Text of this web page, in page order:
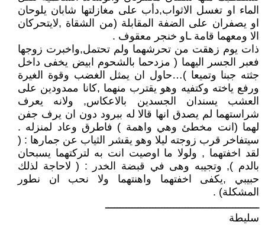
الماء او تغسل الاثواب,دأب على مغازلتها شابان يلوحان
او يصفران على الضفة المقابلة (من الشقاة ,لايتحركان
الا ومعهما قامة ـاو خنجر معقوف .
ذات يوم زهقت من تحرشهما ولم تحتمل,واخبرت زوجها
فعبر الجسر اليهما ( مزدحما بالشحوم ابيض يخفى داخل
جثته جبنا وتميعا )…حاول ان يمثل الغضب وقوة الغيرة
ورفع ياخته وكتفيه وهو يقترب منهما ,كانا ممدودين على
العشب يسندان الجسدين بالاعكاس, ولانه يعرف
شراستهما لم يصدق انها قالا له ببرود دون ان يرف جفن
لهما (انت مخطئ وهي واهمة ) فاطرق وعاد لمنزله .
سيتفاخر قرب زوجته ليلا وهو يقشر الثياب عن جمارها : (
لقد اخفتهما , ولولا ما اوصيت انت به لتركتهما يسبحان
بالدم ), وتجيبه وهى في قبضة الخدر : ( لاحاجة لذلك
حبيبي ,يكفى اخفتهما واهنتهما ولا نحب ان نطور
المشكلة) .
ــــــــــــــــــــــــــــــــــــــــــــــــــــ
سليطة